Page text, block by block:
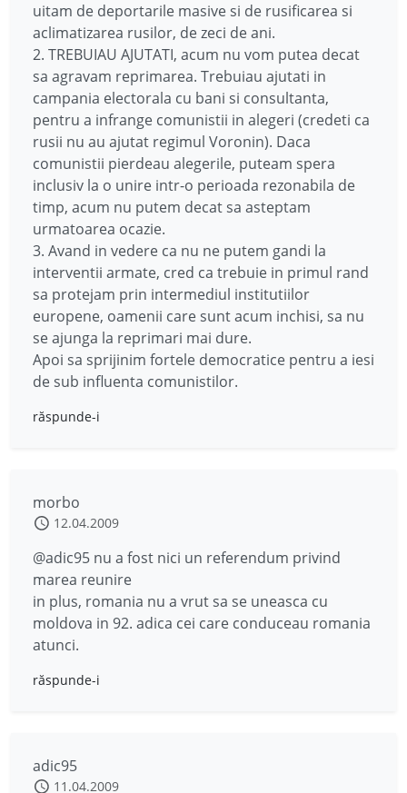
uitam de deportarile masive si de rusificarea si
aclimatizarea rusilor, de zeci de ani.
2. TREBUIAU AJUTATI, acum nu vom putea decat
sa agravam reprimarea. Trebuiau ajutati in
campania electorala cu bani si consultanta,
pentru a infrange comunistii in alegeri (credeti ca
rusii nu au ajutat regimul Voronin). Daca
comunistii pierdeau alegerile, puteam spera
inclusiv la o unire intr-o perioada rezonabila de
timp, acum nu putem decat sa asteptam
urmatoarea ocazie.
3. Avand in vedere ca nu ne putem gandi la
interventii armate, cred ca trebuie in primul rand
sa protejam prin intermediul institutiilor
europene, oamenii care sunt acum inchisi, sa nu
se ajunga la reprimari mai dure.
Apoi sa sprijinim fortele democratice pentru a iesi
de sub influenta comunistilor.
răspunde-i
morbo
12.04.2009
@adic95 nu a fost nici un referendum privind
marea reunire
in plus, romania nu a vrut sa se uneasca cu
moldova in 92. adica cei care conduceau romania
atunci.
răspunde-i
adic95
11.04.2009